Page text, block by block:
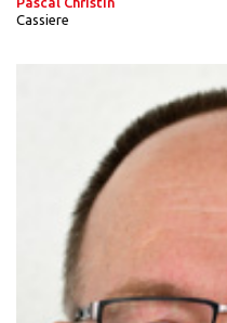
Cassiere